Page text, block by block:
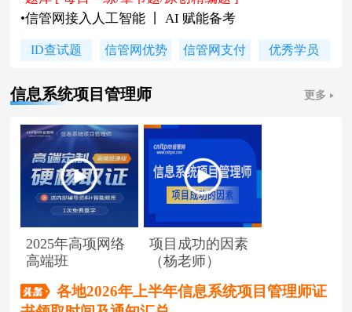
•信管网接入人工智能 丨 AI 赋能备考
信管网软考讲师合作招聘(全职/兼职)
•2026上半年软考证书领取时间及通知
ID查试题 信管网优势 信管网支付 优秀学员
信息系统项目管理师 更多
2025年高项网络
高端班
项目成功的因素
（杨老师）
各地2026年上半年信息系统项目管理师证